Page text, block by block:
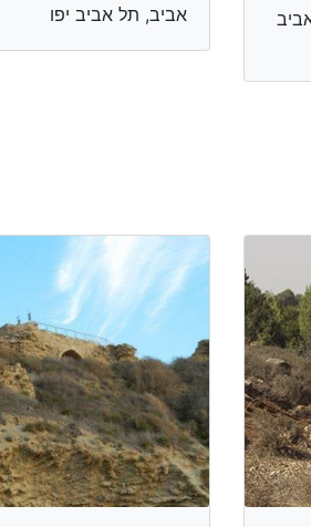
תל אביב
אביב, תל אביב יפו